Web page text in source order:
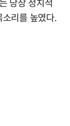
리를 높였다.